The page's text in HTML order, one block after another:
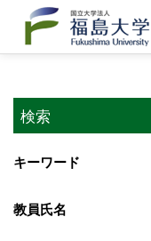
検索
キーワード
教員氏名